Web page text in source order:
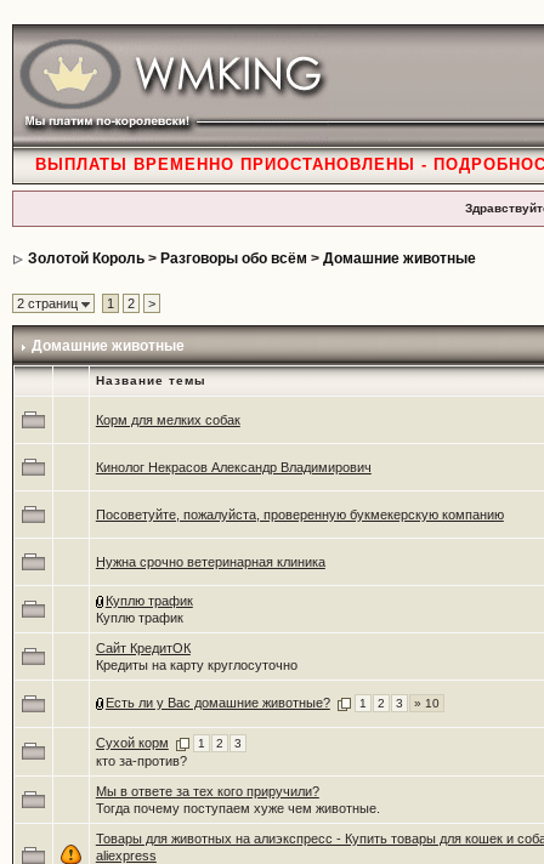
ВЫПЛАТЫ ВРЕМЕННО ПРИОСТАНОВЛЕНЫ -
Золотой Король> Разговоры обо всём > Домашние животные
2 страниц 1 2 >
Домашние животные
Название темы
Корм для мелких собак
Кинолог Некрасов Александр Владимирович
Посоветуйте, пожалуйста, проверенную букмекерскую компанию
Нужна срочно ветеринарная клиника
Куплю трафик
Куплю трафик
Сайт КредитОК
Кредиты на карту круглосуточно
Есть ли у Вас домашние животные? 1 2 3 » 10
Сухой корм 1 2 3
кто за-против?
Мы в ответе за тех кого приручили?
Тогда почему поступаем хуже чем животные.
Товары для животных на алиэкспресс - Купить товары для кошек и
aliexpress